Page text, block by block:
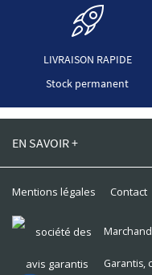
LIVRAISON RAPIDE
Stock permanent
EN SAVOIR +
Mentions légales Contact
Garantis,